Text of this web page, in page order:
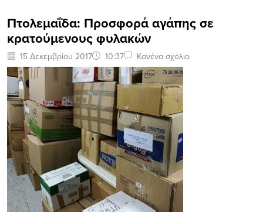
Πτολεμαΐδα: Προσφορά αγάπης σε
κρατούμενους φυλακών
15 Δεκεμβρίου 2017 10:37 Κανένα σχόλιο